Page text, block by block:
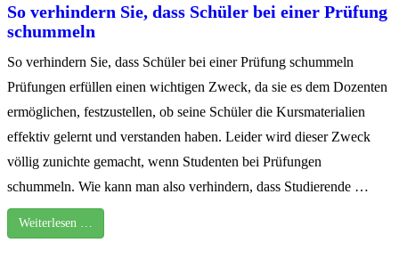
So verhindern Sie, dass Schüler bei einer Prüfung
schummeln
So verhindern Sie, dass Schüler bei einer Prüfung schummeln
Prüfungen erfüllen einen wichtigen Zweck, da sie es dem Dozenten
ermöglichen, festzustellen, ob seine Schüler die Kursmaterialien
effektiv gelernt und verstanden haben. Leider wird dieser Zweck
völlig zunichte gemacht, wenn Studenten bei Prüfungen
schummeln. Wie kann man also verhindern, dass Studierende …
Weiterlesen …